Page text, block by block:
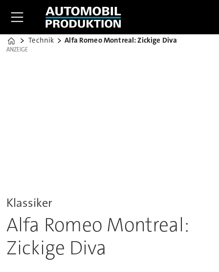
Home
Technik Alfa Romeo Montreal: Zickige Diva
ANZEIGE
ANZEIGE
Klassiker
Alfa Romeo Montreal:
Zickige Diva